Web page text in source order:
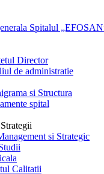
Spitalul
Director
de administratie
si Structura
spital
si Strategic
Calitatii